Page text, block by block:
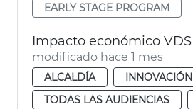
EARLY STAGE PROGRAM
modificado hace 1 mes
ALCALDÍA INNOVACIÓN
TODAS LAS AUDIENCIAS